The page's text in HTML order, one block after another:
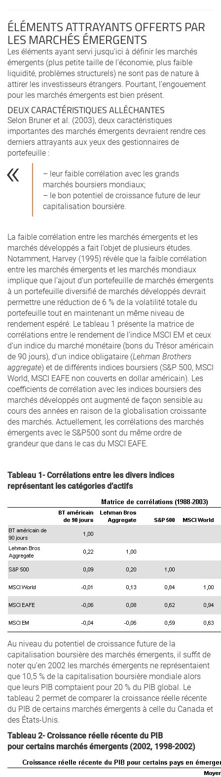
ÉLÉMENTS ATTRAYANTS OFFERTS PAR
LES MARCHÉS ÉMERGENTS
Les éléments ayant servi jusqu’ici à définir les marchés
émergents (plus petite taille de l’économie, plus faible
liquidité, problèmes structurels) ne sont pas de nature à
attirer les investisseurs étrangers. Pourtant, l’engouement
pour les marchés émergents est bien présent.
DEUX CARACTÉRISTIQUES ALLÉCHANTES
Selon Bruner et al. (2003), deux caractéristiques
importantes des marchés émergents devraient rendre ces
derniers attrayants aux yeux des gestionnaires de
portefeuille :
– leur faible corrélation avec les grands
marchés boursiers mondiaux;
– le bon potentiel de croissance future de leur
capitalisation boursière.
La faible corrélation entre les marchés émergents et les
marchés développés a fait l’objet de plusieurs études.
Notamment, Harvey (1995) révèle que la faible corrélation
entre les marchés émergents et les marchés mondiaux
implique que l’ajout d’un portefeuille de marchés émergents
à un portefeuille diversifié de marchés développés devrait
permettre une réduction de 6 % de la volatilité totale du
portefeuille tout en maintenant un même niveau de
rendement espéré. Le tableau 1 présente la matrice de
corrélations entre le rendement de l’indice MSCI EM et ceux
d’un indice du marché monétaire (bons du Trésor américain
de 90 jours), d’un indice obligataire (Lehman Brothers
aggregate) et de différents indices boursiers (S&P 500, MSCI
World, MSCI EAFE non couverts en dollar américain). Les
coefficients de corrélation avec les indices boursiers des
marchés développés ont augmenté de façon sensible au
cours des années en raison de la globalisation croissante
des marchés. Actuellement, les corrélations des marchés
émergents avec le S&P500 sont du même ordre de
grandeur que dans le cas du MSCI EAFE.
Tableau 1- Corrélations entre les divers indices
représentant les catégories d’actifs
Au niveau du potentiel de croissance future de la
capitalisation boursière des marchés émergents, il suffit de
noter qu’en 2002 les marchés émergents ne représentaient
que 10,5 % de la capitalisation boursière mondiale alors
que leurs PIB comptaient pour 20 % du PIB global. Le
tableau 2 permet de comparer la croissance réelle récente
du PIB de certains marchés émergents à celle du Canada et
des États-Unis.
Tableau 2- Croissance réelle récente du PIB
pour certains marchés émergents (2002, 1998-2002)